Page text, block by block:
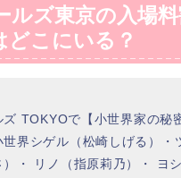
ルズ東京の入場料
どこにいる？
TOKYOで【小世界家の秘
世界シゲル（松崎しげる）・
・ リノ（指原莉乃）・ ヨ